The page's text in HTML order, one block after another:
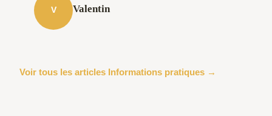
V Valentin
Voir tous les articles Informations pratiques →